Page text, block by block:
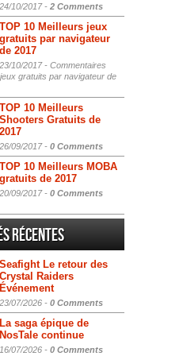
24/10/2017 - 2 Comments
TOP 10 Meilleurs jeux
gratuits par navigateur
de 2017
23/10/2017 - Commentaires
gratuits par navigateur de
TOP 10 Meilleurs
Shooters Gratuits de
2017
26/09/2017 - 0 Comments
TOP 10 Meilleurs MOBA
gratuits de 2017
20/09/2017 - 0 Comments
Récentes
Seafight Le retour des
Crystal Raiders
Événement
23/07/2026 - 0 Comments
La saga épique de
NosTale continue
16/07/2026 - 0 Comments